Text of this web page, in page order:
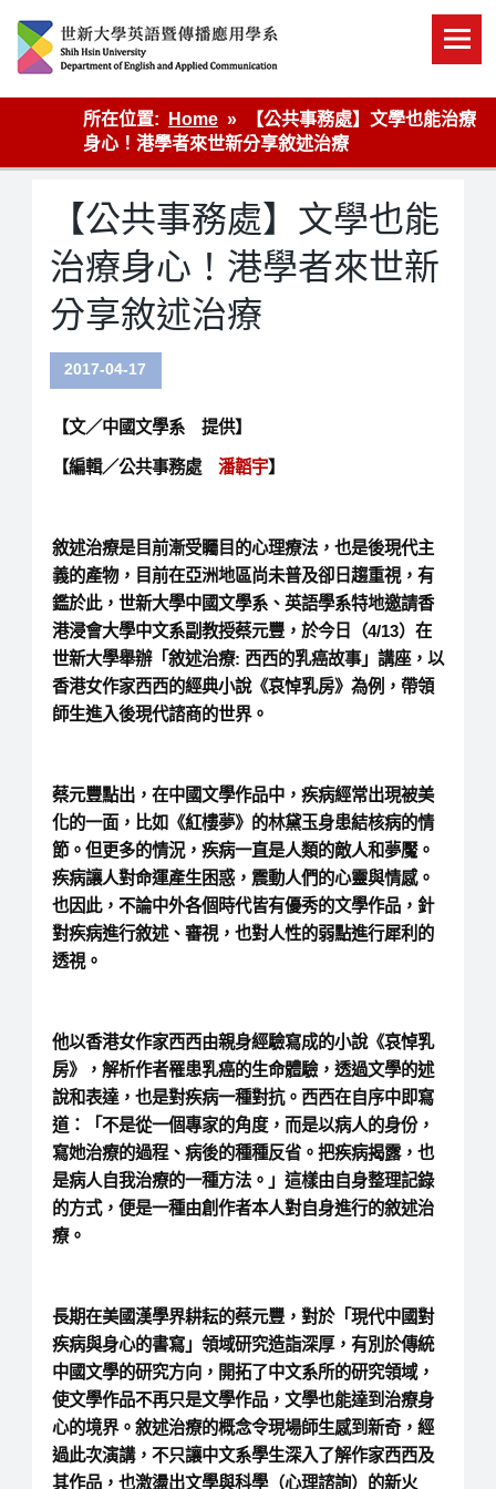
content
英語傳播
所在位置:
Home
【公共事務處】文學也能治療
身心！港學者來世新分享敘述治療
【公共事務處】文學也能
治療身心！港學者來世新
分享敘述治療
2017-04-17
【文／中國文學系 提供】
【編輯／公共事務處 潘韜宇】
敘述治療是目前漸受矚目的心理療法，也是後現代主
義的產物，目前在亞洲地區尚未普及卻日趨重視，有
鑑於此，世新大學中國文學系、英語學系特地邀請香
港浸會大學中文系副教授蔡元豐，於今日（4/13）在
世新大學舉辦「敘述治療: 西西的乳癌故事」講座，以
香港女作家西西的經典小說《哀悼乳房》為例，帶領
師生進入後現代諮商的世界。
蔡元豐點出，在中國文學作品中，疾病經常出現被美
化的一面，比如《紅樓夢》的林黛玉身患結核病的情
節。但更多的情況，疾病一直是人類的敵人和夢魘。
疾病讓人對命運產生困惑，震動人們的心靈與情感。
也因此，不論中外各個時代皆有優秀的文學作品，針
對疾病進行敘述、審視，也對人性的弱點進行犀利的
透視。
他以香港女作家西西由親身經驗寫成的小說《哀悼乳
房》，解析作者罹患乳癌的生命體驗，透過文學的述
說和表達，也是對疾病一種對抗。西西在自序中即寫
道：「不是從一個專家的角度，而是以病人的身份，
寫她治療的過程、病後的種種反省。把疾病揭露，也
是病人自我治療的一種方法。」這樣由自身整理記錄
的方式，便是一種由創作者本人對自身進行的敘述治
療。
長期在美國漢學界耕耘的蔡元豐，對於「現代中國對
疾病與身心的書寫」領域研究造詣深厚，有別於傳統
中國文學的研究方向，開拓了中文系所的研究領域，
使文學作品不再只是文學作品，文學也能達到治療身
心的境界。敘述治療的概念令現場師生感到新奇，經
過此次演講，不只讓中文系學生深入了解作家西西及
其作品，也激盪出文學與科學（心理諮詢）的新火